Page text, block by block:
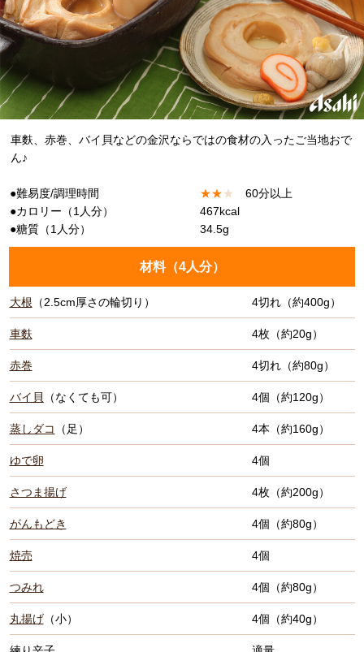
車麩、赤巻、バイ貝などの金沢ならではの食材の入ったご当地おで
ん♪
●難易度/調理時間 ★★★
60分以上
●カロリー（1人分）
467kcal
●糖質（1人分）
34.5g
材料（4人分）
大根 （2.5cm厚さの輪切り） 4切れ（約400g）
車麩 4枚（約20g）
赤巻 4切れ（約80g）
バイ貝 （なくても可） 4個（約120g）
蒸しダコ （足） 4本（約160g）
ゆで卵 4個
さつま揚げ 4枚（約200g）
がんもどき 4個（約80g）
焼売 4個
つみれ 4個（約80g）
丸揚げ（小） 4個（約40g）